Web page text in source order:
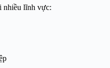
nhiều lĩnh vực: